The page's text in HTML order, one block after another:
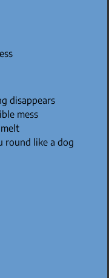
disappears
mess
round like a dog